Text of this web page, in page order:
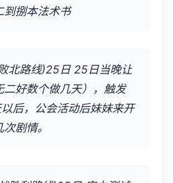
到捌本法术书
北路线)25日 25日当晚让
好数个做几天），触发
后，公会活动后妹妹来开
剧情。